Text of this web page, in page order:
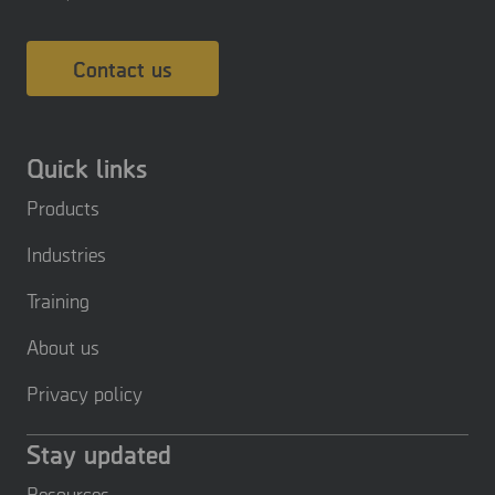
Contact us
Quick links
Products
Industries
Training
About us
Privacy policy
Stay updated